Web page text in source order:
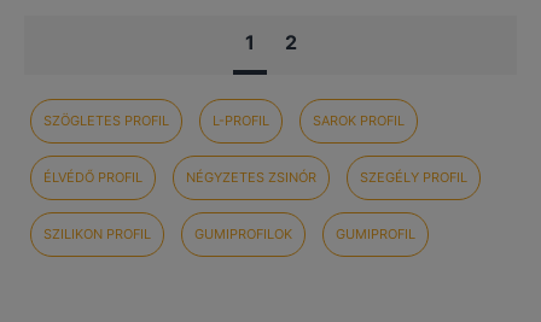
1 2
SZÖGLETES PROFIL L-PROFIL SAROK PROFIL
ÉLVÉDŐ PROFIL NÉGYZETES ZSINÓR SZEGÉLY PROFIL
SZILIKON PROFIL GUMIPROFILOK GUMIPROFIL